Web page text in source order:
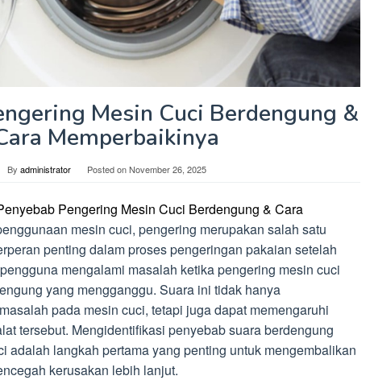
Mesin Cuci Berdengung &
Memperbaikinya
By administrator Posted onNovember 26, 2025
Pengering Mesin Cuci Berdengung & Cara
mesin cuci, pengering merupakan salah satu
penting dalam proses pengeringan pakaian setelah
mengalami masalah ketika pengering mesin cuci
yang mengganggu. Suara ini tidak hanya
pada mesin cuci, tetapi juga dapat memengaruhi
tersebut. Mengidentifikasi penyebab suara berdengung
adalah langkah pertama yang penting untuk mengembalikan
kerusakan lebih lanjut.